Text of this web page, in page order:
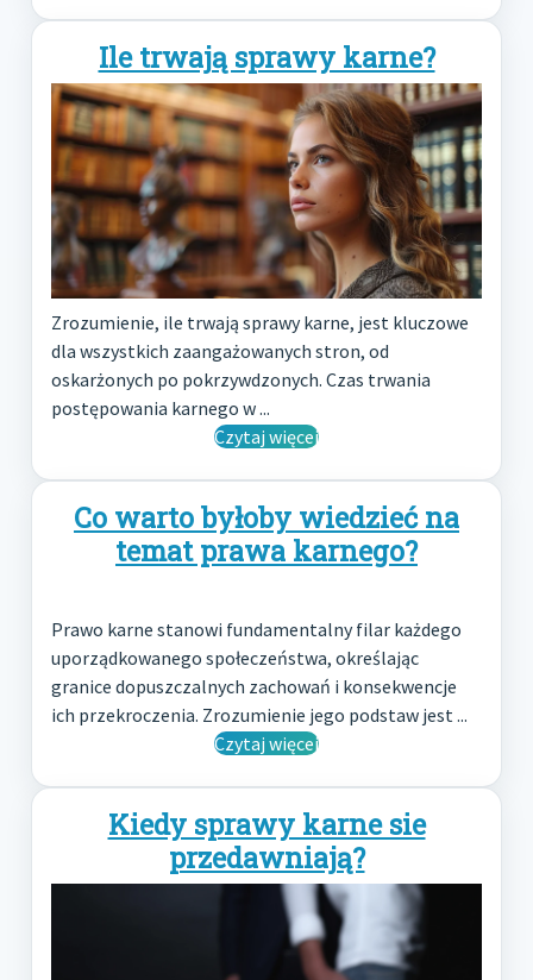
Ile trwają sprawy karne?
Zrozumienie, ile trwają sprawy karne, jest kluczowe
dla wszystkich zaangażowanych stron, od
oskarżonych po pokrzywdzonych. Czas trwania
postępowania karnego w ...
Czytaj więcej
Co warto byłoby wiedzieć na
temat prawa karnego?
Prawo karne stanowi fundamentalny filar każdego
uporządkowanego społeczeństwa, określając
granice dopuszczalnych zachowań i konsekwencje
ich przekroczenia. Zrozumienie jego podstaw jest ...
Czytaj więcej
Kiedy sprawy karne sie
przedawniają?